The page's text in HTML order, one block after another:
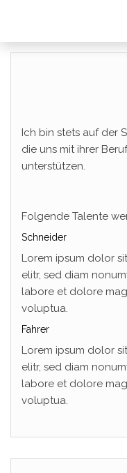
Ich bin stets auf der
die uns mit ihrer
unterstützen.
Folgende Talente
Schneider
Lorem ipsum dolor
elitr, sed diam
labore et dolore
voluptua.
Fahrer
Lorem ipsum dolor
elitr, sed diam
labore et dolore
voluptua.